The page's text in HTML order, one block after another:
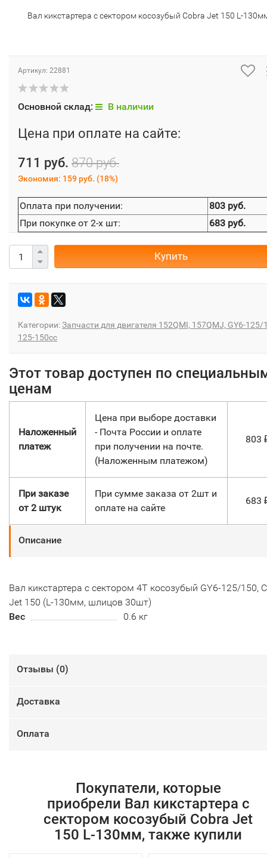
Вал кикстартера с сектором косозубый Cobra Jet 150 L-
Артикул: 22881
Основной склад: В наличии
Цена при оплате на сайте:
711 руб. 870 руб.
Экономия: 159 руб. (18%)
Оплата при получении:
803 руб.
При покупке от 2-х шт:
683 руб.
Купить
Категории:Запчасти для двигателя 152QMI, 157QMJ, GY6-125/
125-150сс
Этот товар доступен по
ценам
Наложенный
платеж
Цена при выборе доставки
- Почта России и оплате
при получении на почте.
(Наложенным платежом)
803
При заказе
от 2 штук
При сумме заказа от 2шт и
оплате на сайте
683
Описание
Вал кикстартера с сектором 4Т косозубый GY6-125/150,
Jet 150 (L-130мм, шлицов 30шт)
Вес
0.6 кг
Отзывы (0)
Доставка
Оплата
Покупатели, которые
приобрели Вал кикстартера с
сектором косозубый Cobra Jet
150 L-130мм, также купили